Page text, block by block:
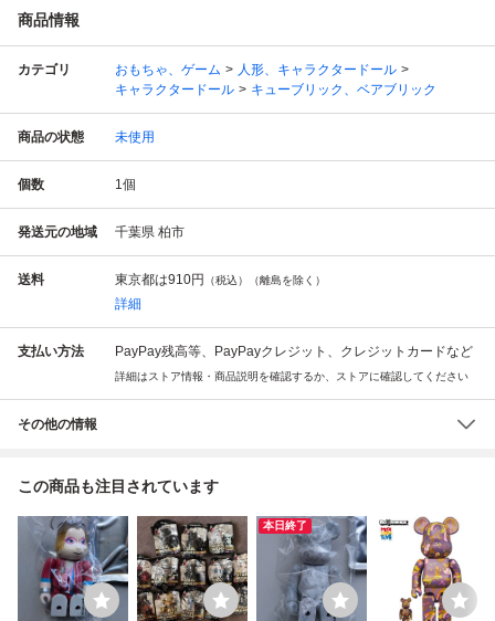
商品情報
カテゴリ おもちゃ、ゲーム
人形、キャラクタードール
キャラクタードール
キューブリック、ベアブリック
商品の状態 未使用
個数 1個
発送元の地域 千葉県 柏市
送料 東京都は910円 （税込）（離島を除く）
詳細
支払い方法 PayPay残高等、PayPayクレジット、クレジットカードなど
詳細はストア情報・商品説明を確認するか、ストアに確認してください
その他の情報
この商品も注目されています
本日終了